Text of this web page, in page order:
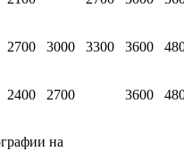
2700 3000 3300 3600
2400 2700 3600
на